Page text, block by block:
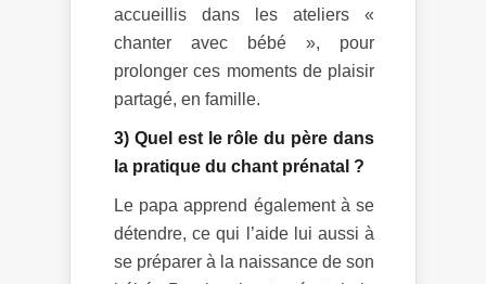
accueillis dans les ateliers «
chanter avec bébé », pour
prolonger ces moments de plaisir
partagé, en famille.
3) Quel est le rôle du père dans
la pratique du chant prénatal ?
Le papa apprend également à se
détendre, ce qui l’aide lui aussi à
se préparer à la naissance de son